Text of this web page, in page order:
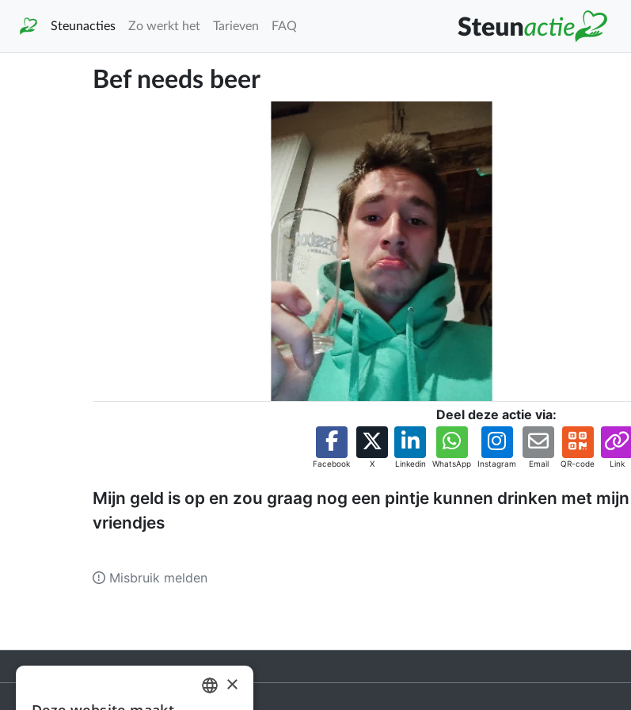
Steunacties Zo werkt het Tarieven FAQ
Bef needs beer
Deel deze actie via:
Facebook X Linkedin WhatsApp Instagram Email QR-code Link
Mijn geld is op en zou graag nog een pintje kunnen drinken met mijn
vriendjes
Misbruik melden
×